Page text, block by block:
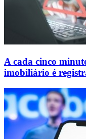
A cada cinco
imobiliário é